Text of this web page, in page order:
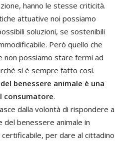
hanno le stesse criticità.
attuative noi possiamo
soluzioni, se sostenibili
Però quello che
non possiamo stare fermi ad
si è sempre fatto così.
benessere animale è una
consumatore.
dalla volontà di rispondere a
del benessere animale in
per dare al cittadino